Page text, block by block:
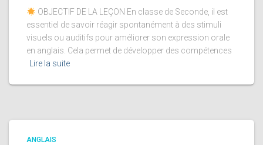
OBJECTIF DE LA LEÇON En classe de Seconde, il est
essentiel de savoir réagir spontanément à des stimuli
visuels ou auditifs pour améliorer son expression orale
en anglais. Cela permet de développer des compétences
Lire la suite
ANGLAIS